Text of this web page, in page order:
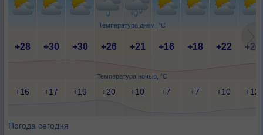
Температура днём, °C
Температура ночью, °C
+28 +30 +30 +26 +21 +16 +18 +22 +26
+16 +17 +19 +20 +10 +7 +7 +10 +12
Погода сегодня